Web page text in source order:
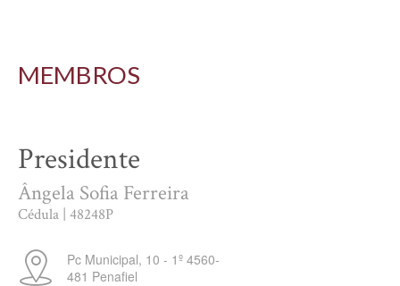
MEMBROS
Presidente
Ângela Sofia Ferreira
Cédula | 48248P
Pc Municipal, 10 - 1º 4560-
481 Penafiel